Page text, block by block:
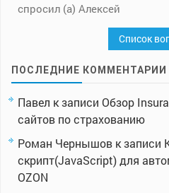
спросил (а) Алексей
Список
ПОСЛЕДНИЕ КОММЕНТАРИИ
Павел к записи Обзор
сайтов по страхованию
Роман Чернышов к записи
скрипт(JavaScript) для
OZON